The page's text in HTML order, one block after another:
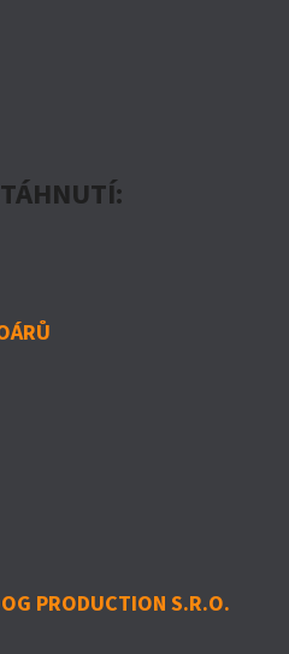
PRODUCTION S.R.O.